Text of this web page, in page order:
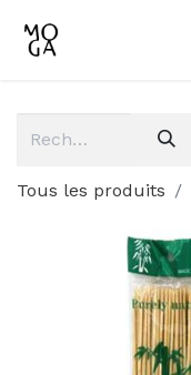
Tous les produits